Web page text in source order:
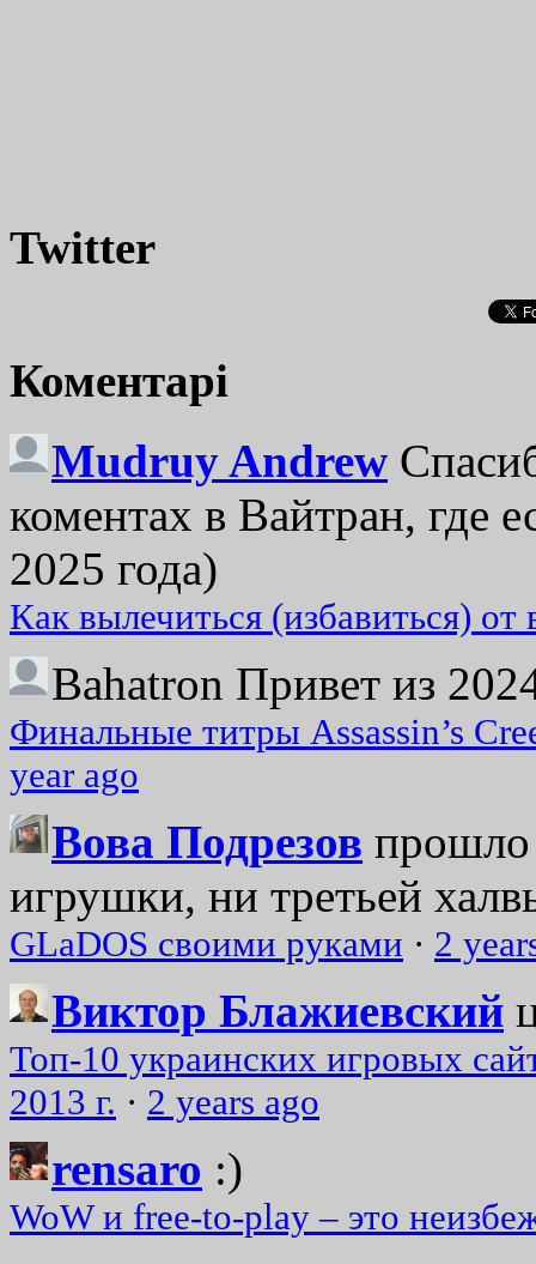
Twitter
Коментарі
Mudruy Andrew
коментах в Вайтран, где
2025 года)
Как вылечиться (избавиться)
Bahatron Привет из
Финальные титры Assassin’s
year ago
Вова Подрезов прошло
игрушки, ни третьей
GLaDOS своими руками · 2
Виктор Блажиевский
Топ-10 украинских игровых
2013 г. · 2 years ago
rensaro :)
WoW и free-to-play – это